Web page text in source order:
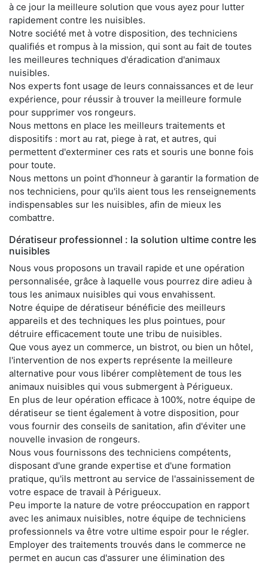
à ce jour la meilleure solution que vous ayez pour lutter
rapidement contre les nuisibles.
Notre société met à votre disposition, des techniciens
qualifiés et rompus à la mission, qui sont au fait de toutes
les meilleures techniques d'éradication d'animaux
nuisibles.
Nos experts font usage de leurs connaissances et de leur
expérience, pour réussir à trouver la meilleure formule
pour supprimer vos rongeurs.
Nous mettons en place les meilleurs traitements et
dispositifs : mort au rat, piege à rat, et autres, qui
permettent d'exterminer ces rats et souris une bonne fois
pour toute.
Nous mettons un point d'honneur à garantir la formation de
nos techniciens, pour qu'ils aient tous les renseignements
indispensables sur les nuisibles, afin de mieux les
combattre.
Dératiseur professionnel : la solution ultime contre les
nuisibles
Nous vous proposons un travail rapide et une opération
personnalisée, grâce à laquelle vous pourrez dire adieu à
tous les animaux nuisibles qui vous envahissent.
Notre équipe de dératiseur bénéficie des meilleurs
appareils et des techniques les plus pointues, pour
détruire efficacement toute une tribu de nuisibles.
Que vous ayez un commerce, un bistrot, ou bien un hôtel,
l'intervention de nos experts représente la meilleure
alternative pour vous libérer complètement de tous les
animaux nuisibles qui vous submergent à Périgueux.
En plus de leur opération efficace à 100%, notre équipe de
dératiseur se tient également à votre disposition, pour
vous fournir des conseils de sanitation, afin d'éviter une
nouvelle invasion de rongeurs.
Nous vous fournissons des techniciens compétents,
disposant d'une grande expertise et d'une formation
pratique, qu'ils mettront au service de l'assainissement de
votre espace de travail à Périgueux.
Peu importe la nature de votre préoccupation en rapport
avec les animaux nuisibles, notre équipe de techniciens
professionnels va être votre ultime espoir pour le régler.
Employer des traitements trouvés dans le commerce ne
permet en aucun cas d'assurer une élimination des